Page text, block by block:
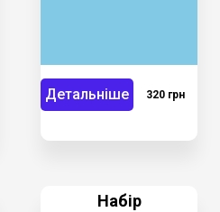
Детальніше 320 грн
Набір